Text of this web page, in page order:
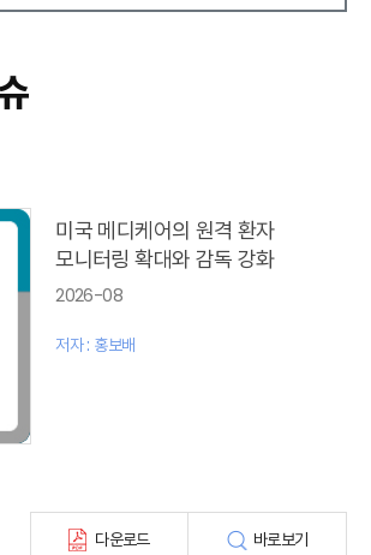
간)
석(종간)
)
미국 메디케어의 원격 환자
모니터링 확대와 감독 강화
2026-08
저자 : 홍보배
다운로드 바로보기